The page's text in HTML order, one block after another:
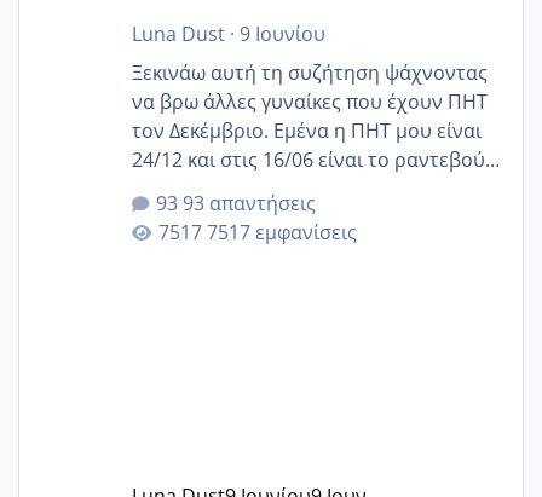
Luna Dust· 9 Ιουνίου
Ξεκινάω αυτή τη συζήτηση ψάχνοντας
να βρω άλλες γυναίκες που έχουν ΠΗΤ
τον Δεκέμβριο. Εμένα η ΠΗΤ μου είναι
24/12 και στις 16/06 είναι το ραντεβού
της αυχενικής διαφάνειας. Έχω αρκετό
άγχος και οι μέρες δεν φαίνεται να
περνάνε με τίποτα.
93 απαντήσεις
7517 εμφανίσεις